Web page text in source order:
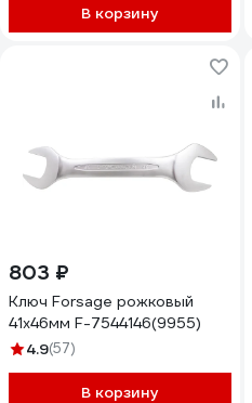
В корзину
803 ₽
Ключ Forsage рожковый
41x46мм F-7544146(9955)
4.9(57)
В корзину